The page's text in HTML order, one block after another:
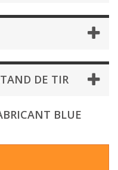
DE TIR
BLUE